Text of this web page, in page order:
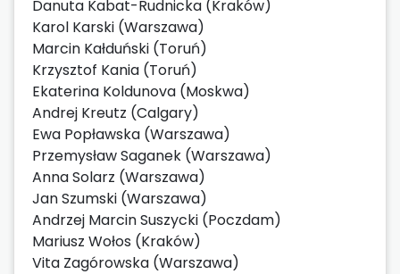
Danuta Kabat-Rudnicka (Kraków)
Karol Karski (Warszawa)
Marcin Kałduński (Toruń)
Krzysztof Kania (Toruń)
Ekaterina Koldunova (Moskwa)
Andrej Kreutz (Calgary)
Ewa Popławska (Warszawa)
Przemysław Saganek (Warszawa)
Anna Solarz (Warszawa)
Jan Szumski (Warszawa)
Andrzej Marcin Suszycki (Poczdam)
Mariusz Wołos (Kraków)
Vita Zagórowska (Warszawa)